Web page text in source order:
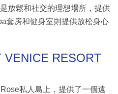
放鬆和社交的理想場所，提供
套房和健身室則提供放松身心
VENICE RESORT
私人島上，提供了一個遠